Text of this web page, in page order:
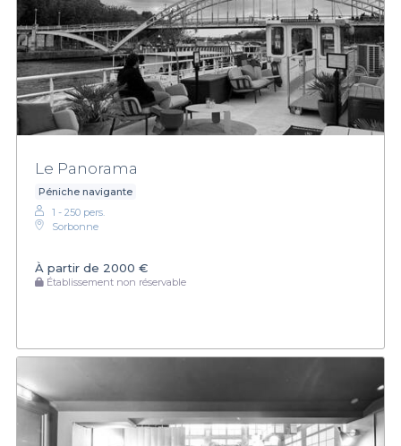
Le Panorama
Péniche navigante
1 - 250 pers.
Sorbonne
À partir de 2000 €
Établissement non réservable